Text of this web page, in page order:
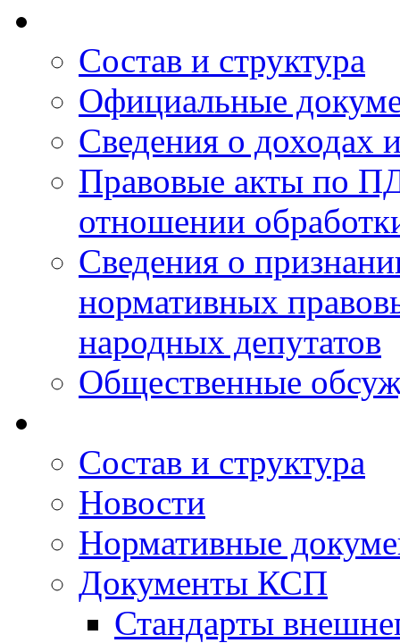
Состав и структура
Официальные
Сведения о доходах
Правовые акты по
отношении
Сведения о
нормативных
народных депутатов
Общественные
Состав и структура
Новости
Нормативные
Документы КСП
Стандарты